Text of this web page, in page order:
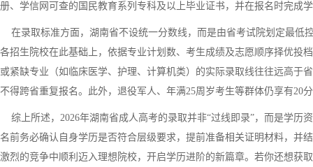
册、学信网可查的国民教育系列专科及以上毕业证书，并在报名时完成
在录取标准方面，湖南省不设统一分数线，而是由省考试院划定最低
各招生院校在此基础上，依据专业计划数、考生成绩及志愿顺序择优投
或紧缺专业（如临床医学、护理、计算机类）的实际录取线往往远高于
不得跨省重复报名。此外，退役军人、年满25周岁考生等群体仍享有20
综上所述，2026年湖南省成人高考的录取并非“过线即录”，而是学历
名前务必确认自身学历是否符合层级要求，提前准备相关证明材料，并
激烈的竞争中顺利迈入理想院校，开启学历进阶的新篇章。若你还想获